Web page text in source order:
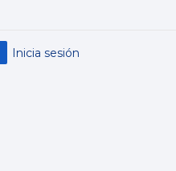
Inicia sesión